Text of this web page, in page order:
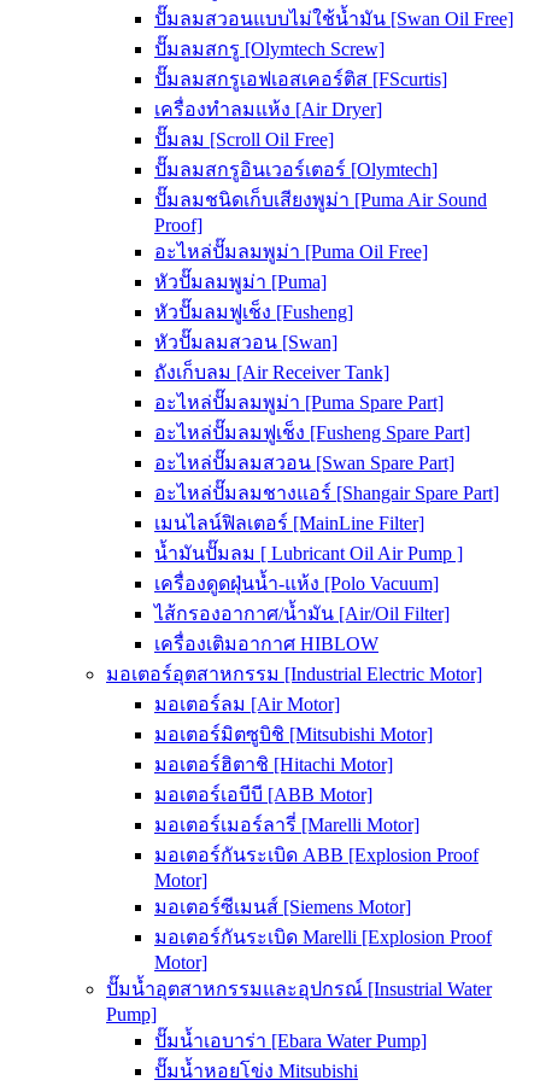
ปั๊มลมสวอนแบบไม่ใช้น้ำมัน [Swan Oil Free]
ปั๊มลมสกรู [Olymtech Screw]
ปั๊มลมสกรูเอฟเอสเคอร์ติส [FScurtis]
เครื่องทำลมแห้ง [Air Dryer]
ปั๊มลม [Scroll Oil Free]
ปั๊มลมสกรูอินเวอร์เตอร์ [Olymtech]
ปั๊มลมชนิดเก็บเสียงพูม่า [Puma Air Sound
Proof]
อะไหล่ปั๊มลมพูม่า [Puma Oil Free]
หัวปั๊มลมพูม่า [Puma]
หัวปั๊มลมฟูเช็ง [Fusheng]
หัวปั๊มลมสวอน [Swan]
ถังเก็บลม [Air Receiver Tank]
อะไหล่ปั๊มลมพูม่า [Puma Spare Part]
อะไหล่ปั๊มลมฟูเช็ง [Fusheng Spare Part]
อะไหล่ปั๊มลมสวอน [Swan Spare Part]
อะไหล่ปั๊มลมชางแอร์ [Shangair Spare Part]
เมนไลน์ฟิลเตอร์ [MainLine Filter]
น้ำมันปั๊มลม [ Lubricant Oil Air Pump ]
เครื่องดูดฝุ่นน้ำ-แห้ง [Polo Vacuum]
ไส้กรองอากาศ/น้ำมัน [Air/Oil Filter]
เครื่องเติมอากาศ HIBLOW
มอเตอร์อุตสาหกรรม [Industrial Electric Motor]
มอเตอร์ลม [Air Motor]
มอเตอร์มิตซูบิชิ [Mitsubishi Motor]
มอเตอร์ฮิตาชิ [Hitachi Motor]
มอเตอร์เอบีบี [ABB Motor]
มอเตอร์เมอร์ลารี่ [Marelli Motor]
มอเตอร์กันระเบิด ABB [Explosion Proof
Motor]
มอเตอร์ซีเมนส์ [Siemens Motor]
มอเตอร์กันระเบิด Marelli [Explosion Proof
Motor]
ปั๊มน้ำอุตสาหกรรมและอุปกรณ์ [Insustrial Water
Pump]
ปั๊มน้ำเอบาร่า [Ebara Water Pump]
ปั๊มน้ำหอยโข่ง Mitsubishi